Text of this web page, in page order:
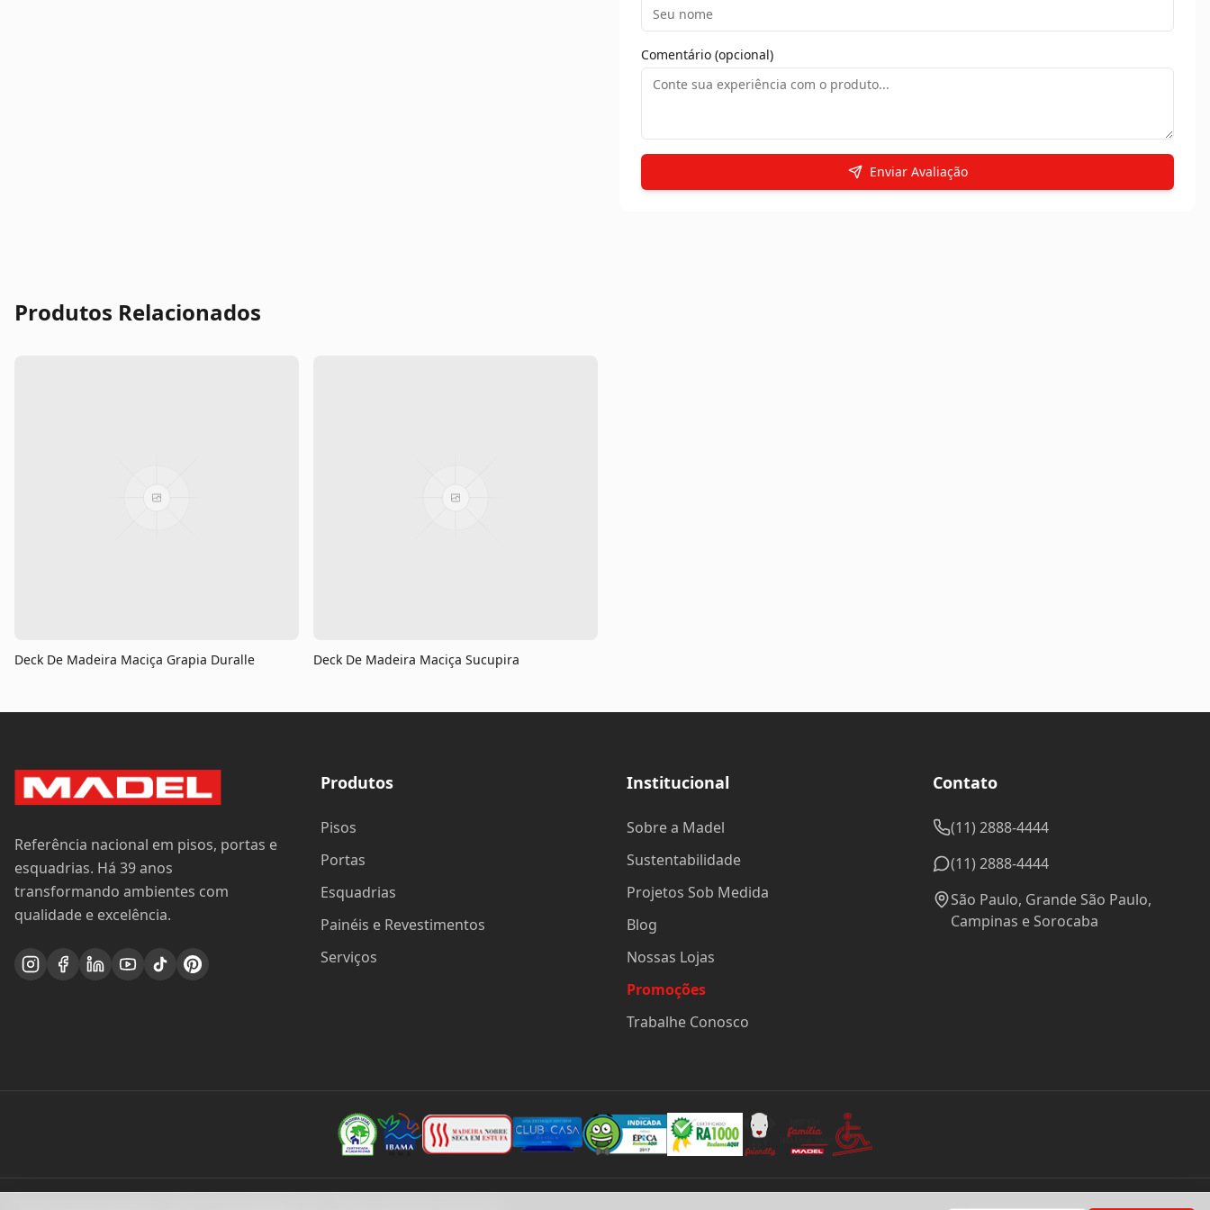
Comentário (opcional)
Enviar Avaliação
Produtos Relacionados
Deck De Madeira Maciça Grapia Duralle Deck De Madeira Maciça Sucupira
Referência nacional em pisos, portas e
esquadrias. Há 39 anos
transformando ambientes com
qualidade e excelência.
Produtos
Pisos
Portas
Esquadrias
Painéis e Revestimentos
Serviços
Institucional
Sobre a Madel
Sustentabilidade
Projetos Sob Medida
Blog
Nossas Lojas
Promoções
Trabalhe Conosco
Contato
(11) 2888-4444
(11) 2888-4444
São Paulo, Grande São Paulo,
Campinas e Sorocaba